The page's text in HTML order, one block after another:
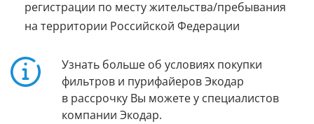
регистрации по месту жительства/пребывания
на территории Российской Федерации
Узнать больше об условиях покупки
фильтров и пурифайеров Экодар
в рассрочку Вы можете у специалистов
компании Экодар.